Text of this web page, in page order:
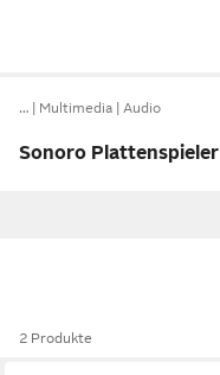
… Multimedia Audio
Sonoro Plattenspieler
2 Produkte